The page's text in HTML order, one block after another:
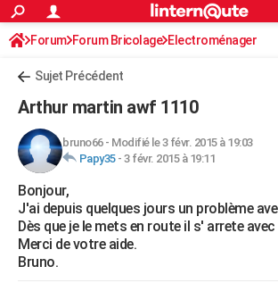
ACTUALITÉS
Politique
Société
Faits Divers
Education
Monde
Villes
+
FINANCE
Retraite
Impôts
Epargne
Immobilier
Risques naturels par ville
Banque
Assurance
Crédit
AUTO
Essais
Réserver un essai
Citadines
Berlines
SUV
Forum auto
+HIGH-TECH
Mobiles
Meilleur smartphone
Internet
Ordinateurs
Jeux vidéo
Guide high-tech
+BRICOLAGE
Forum
Aménagement intérieur
Extérieur
Cuisine
Salle de bains
Jardinage
Rangement
S'inscrire
Connexion
Forum Forum Bricolage Electroménager
Sujet Précédent
Arthur martin awf 1110
bruno66- Modifié le 3 févr. 2015 à 19:03
Papy35- 3 févr. 2015 à 19:11
Bonjour,
J'ai depuis quelques jours un problème
Dès que je le mets en route il s' arrete
Merci de votre aide.
Bruno.